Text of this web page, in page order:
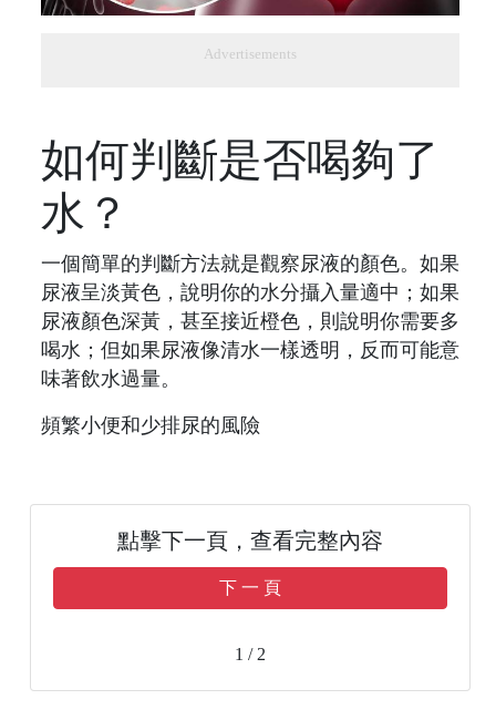
Advertisements
如何判斷是否喝夠了
水？
一個簡單的判斷方法就是觀察尿液的顏色。如果
尿液呈淡黃色，說明你的水分攝入量適中；如果
尿液顏色深黃，甚至接近橙色，則說明你需要多
喝水；但如果尿液像清水一樣透明，反而可能意
味著飲水過量。
頻繁小便和少排尿的風險
點擊下一頁，查看完整內容
下 一 頁
1 / 2